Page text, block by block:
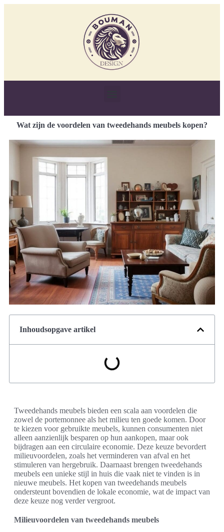
Wat zijn de voordelen van tweedehands meubels kopen?
Inhoudsopgave artikel
Tweedehands meubels bieden een scala aan voordelen die
zowel de portemonnee als het milieu ten goede komen. Door
te kiezen voor gebruikte meubels, kunnen consumenten niet
alleen aanzienlijk besparen op hun aankopen, maar ook
bijdragen aan een circulaire economie. Deze keuze bevordert
milieuvoordelen, zoals het verminderen van afval en het
stimuleren van hergebruik. Daarnaast brengen tweedehands
meubels een unieke stijl in huis die vaak niet te vinden is in
nieuwe meubels. Het kopen van tweedehands meubels
ondersteunt bovendien de lokale economie, wat de impact van
deze keuze nog verder vergroot.
Milieuvoordelen van tweedehands meubels